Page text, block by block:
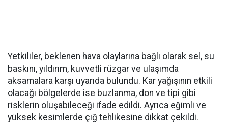
Yetkililer, beklenen hava olaylarına bağlı olarak sel, su
baskını, yıldırım, kuvvetli rüzgar ve ulaşımda
aksamalara karşı uyarıda bulundu. Kar yağışının etkili
olacağı bölgelerde ise buzlanma, don ve tipi gibi
risklerin oluşabileceği ifade edildi. Ayrıca eğimli ve
yüksek kesimlerde çığ tehlikesine dikkat çekildi.